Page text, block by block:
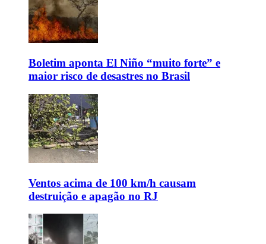
Boletim aponta El Niño “muito forte” e
maior risco de desastres no Brasil
Ventos acima de 100 km/h causam
destruição e apagão no RJ